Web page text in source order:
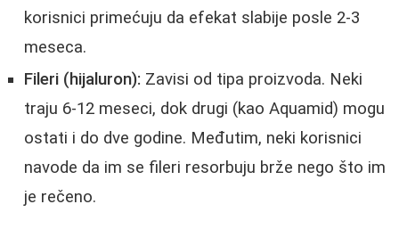
korisnici primećuju da efekat slabije posle 2-3
meseca.
Fileri (hijaluron): Zavisi od tipa proizvoda. Neki
traju 6-12 meseci, dok drugi (kao Aquamid) mogu
ostati i do dve godine. Međutim, neki korisnici
navode da im se fileri resorbuju brže nego što im
je rečeno.